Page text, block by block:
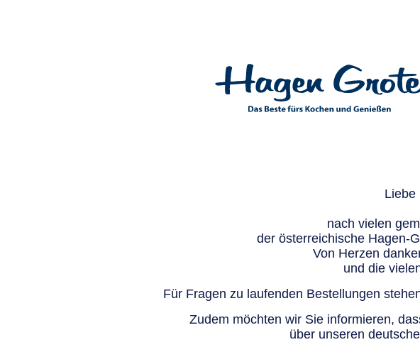
Liebe
nach vielen
der österreichische Hagen-
Von Herzen
und die
Für Fragen zu laufenden Bestellungen
Zudem möchten wir Sie informieren,
über unseren